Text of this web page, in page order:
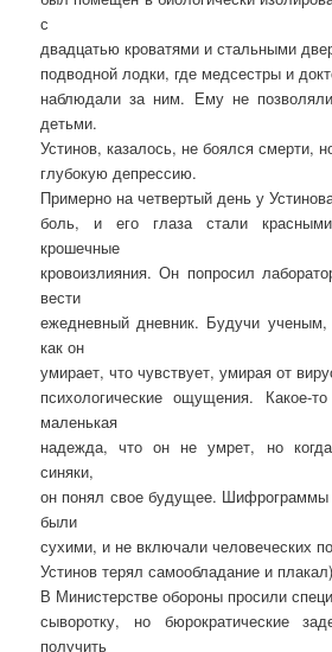
с
двадцатью кроватями и стальными
подводной лодки, где медсестры и
наблюдали за ним. Ему не
детьми.
Устинов, казалось, не боялся смерти,
глубокую депрессию.
Примерно на четвертый день у
боль, и его глаза стали
крошечные
кровоизлияния. Он попросил
вести
ежедневный дневник. Будучи
как он
умирает, что чувствует, умирая от
психологические ощущения. Какое-
маленькая
надежда, что он не умрет, но
синяки,
он понял свое будущее. Шифрограммы
были
сухими, и не включали человеческих
Устинов терял самообладание и
В Министерстве обороны просили
сыворотку, но бюрократические
получить